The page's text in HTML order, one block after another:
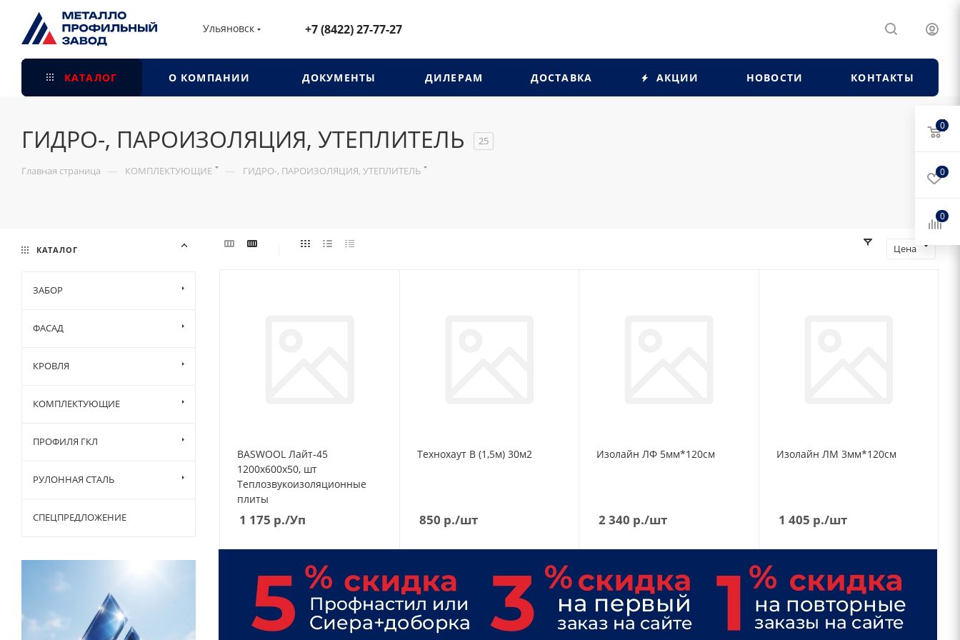
Ульяновск +7 (8422) 27-77-27
КАТАЛОГ О КОМПАНИИ ДОКУМЕНТЫ ДИЛЕРАМ ДОСТАВКА АКЦИИ НОВОСТИ КОНТАКТЫ
ГИДРО-, ПАРОИЗОЛЯЦИЯ, УТЕПЛИТЕЛЬ 25
Главная страница — КОМПЛЕКТУЮЩИЕ — ГИДРО-, ПАРОИЗОЛЯЦИЯ, УТЕПЛИТЕЛЬ
Цена
BASWOOL Лайт-45
1200х600х50, шт
Теплозвукоизоляционные
плиты
1 175 р./Уп
Технохаут В (1,5м) 30м2
850 р./шт
Изолайн ЛФ 5мм*120см
2 340 р./шт
Изолайн ЛМ 3мм*120см
1 405 р./шт
КАТАЛОГ
ЗАБОР
ФАСАД
КРОВЛЯ
КОМПЛЕКТУЮЩИЕ
КАЗАНЬ
ПРОФИЛЯ ГКЛ
РУЛОННАЯ СТАЛЬ
СПЕЦПРЕДЛОЖЕНИЕ
0
0
0